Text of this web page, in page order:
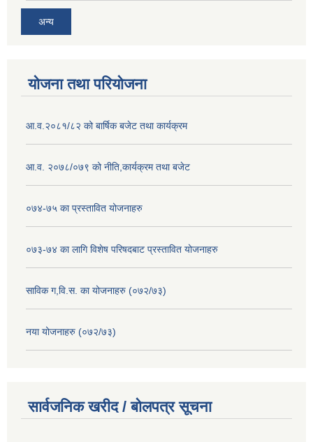
अन्य
योजना तथा परियोजना
आ.व.२०८१/८२ को बार्षिक बजेट तथा कार्यक्रम
आ.व. २०७८/०७९ को नीति,कार्यक्रम तथा बजेट
०७४-७५ का प्रस्तावित योजनाहरु
०७३-७४ का लागि विशेष परिषदबाट प्रस्तावित योजनाहरु
साविक ग,वि.स. का योजनाहरु (०७२/७३)
नया योजनाहरु (०७२/७३)
सार्वजनिक खरीद / बोलपत्र सूचना